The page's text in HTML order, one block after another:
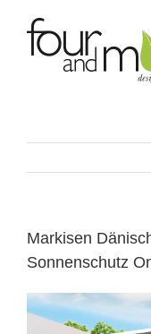
content
Markisen
Sonnenschutz